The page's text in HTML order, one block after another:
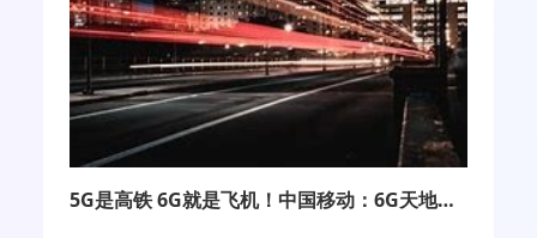
5G是高铁 6G就是飞机！中国移动：6G天地一体